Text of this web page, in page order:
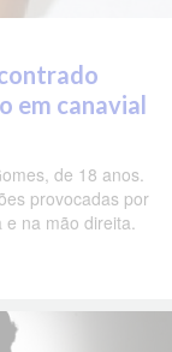
em canavial
de 18 anos.
provocadas por
na mão direita.